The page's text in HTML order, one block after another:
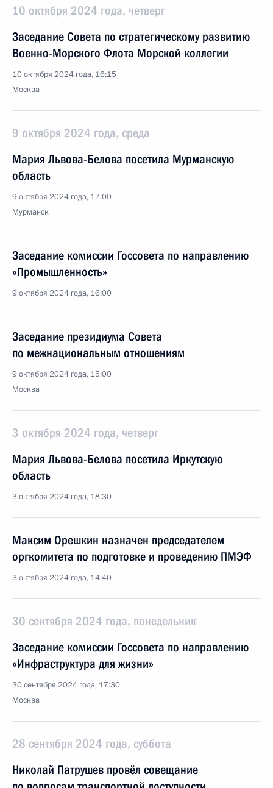
10 октября 2024 года, четверг
Заседание Совета по стратегическому развитию
Военно-Морского Флота Морской коллегии
10 октября 2024 года, 16:15
Москва
9 октября 2024 года, среда
Мария Львова-Белова посетила Мурманскую
область
9 октября 2024 года, 17:00
Мурманск
Заседание комиссии Госсовета по направлению
«Промышленность»
9 октября 2024 года, 16:00
Заседание президиума Совета
по межнациональным отношениям
9 октября 2024 года, 15:00
Москва
3 октября 2024 года, четверг
Мария Львова-Белова посетила Иркутскую
область
3 октября 2024 года, 18:30
Максим Орешкин назначен председателем
оргкомитета по подготовке и проведению ПМЭФ
3 октября 2024 года, 14:40
30 сентября 2024 года, понедельник
Заседание комиссии Госсовета по направлению
«Инфраструктура для жизни»
30 сентября 2024 года, 17:30
Москва
28 сентября 2024 года, суббота
Николай Патрушев провёл совещание